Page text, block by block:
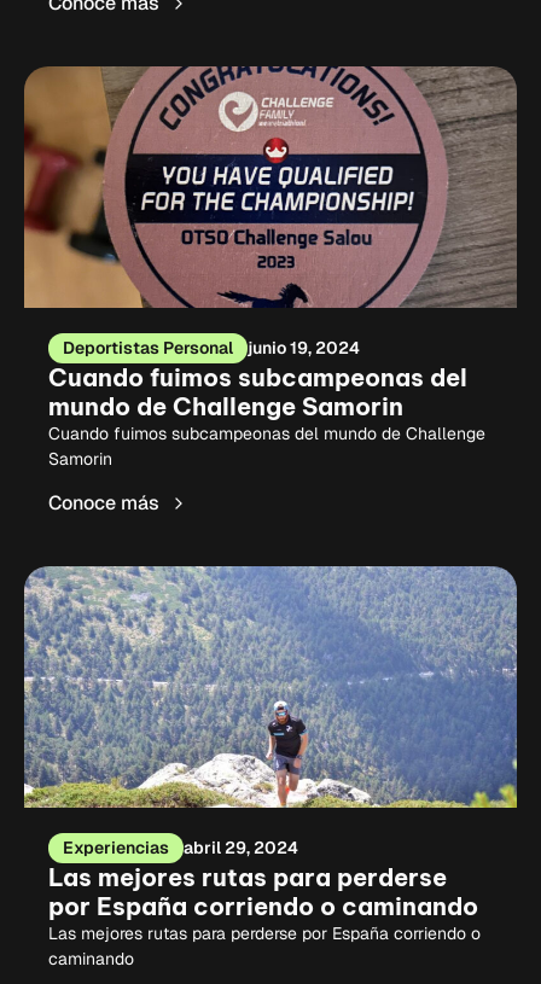
Deportistas Personal junio 19, 2024
Cuando fuimos subcampeonas del
mundo de Challenge Samorin
Cuando fuimos subcampeonas del mundo de Challenge
Samorin
Conoce más
Experiencias abril 29, 2024
Las mejores rutas para perderse
por España corriendo o caminando
Las mejores rutas para perderse por España corriendo o
caminando